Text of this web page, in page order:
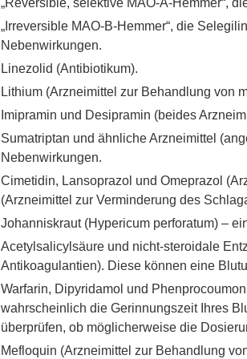
„Reversible, selektive MAO-A-Hemmer“,
„Irreversible MAO-B-Hemmer“, die
Nebenwirkungen.
Linezolid (Antibiotikum).
Lithium (Arzneimittel zur Behandlung von
Imipramin und Desipramin (beides
Sumatriptan und ähnliche Arzneimittel
Nebenwirkungen.
Cimetidin, Lansoprazol und Omeprazol
(Arzneimittel zur Verminderung des
Johanniskraut (Hypericum perforatum) –
Acetylsalicylsäure und nicht-steroidale
Antikoagulantien). Diese können eine
Warfarin, Dipyridamol und
wahrscheinlich die Gerinnungszeit Ihres
überprüfen, ob möglicherweise die
Mefloquin (Arzneimittel zur Behandlung